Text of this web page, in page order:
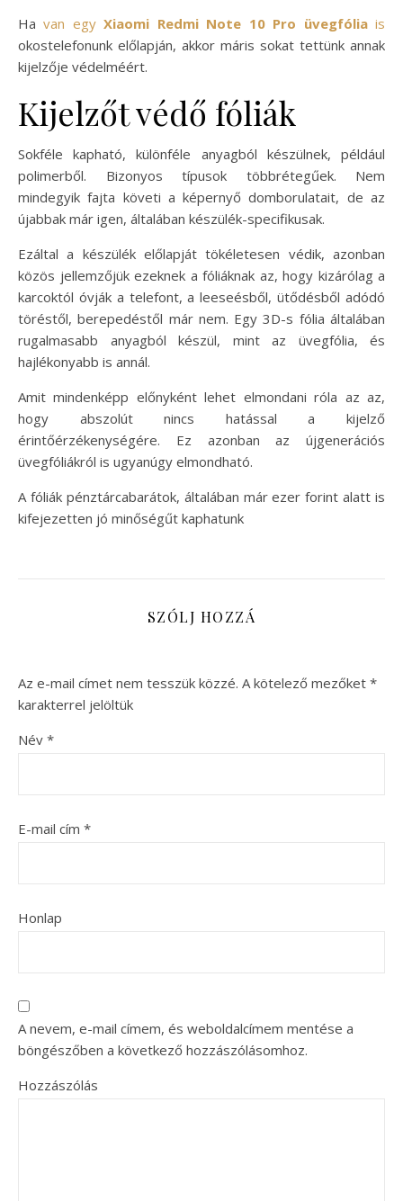
Havan egyXiaomi Redmi Note 10 Pro üvegfóliais
okostelefonunk előlapján, akkor máris sokat tettünk annak
kijelzője védelméért.
Kijelzőt védő fóliák
Sokféle kapható, különféle anyagból készülnek, például
polimerből. Bizonyos típusok többrétegűek. Nem
mindegyik fajta követi a képernyő domborulatait, de az
újabbak már igen, általában készülék-specifikusak.
Ezáltal a készülék előlapját tökéletesen védik, azonban
közös jellemzőjük ezeknek a fóliáknak az, hogy kizárólag a
karcoktól óvják a telefont, a leeseésből, ütődésből adódó
töréstől, berepedéstől már nem. Egy 3D-s fólia általában
rugalmasabb anyagból készül, mint az üvegfólia, és
hajlékonyabb is annál.
Amit mindenképp előnyként lehet elmondani róla az az,
hogy abszolút nincs hatással a kijelző
érintőérzékenységére. Ez azonban az újgenerációs
üvegfóliákról is ugyanúgy elmondható.
A fóliák pénztárcabarátok, általában már ezer forint alatt is
kifejezetten jó minőségűt kaphatunk
SZÓLJ HOZZÁ
Az e-mail címet nem tesszük közzé. A kötelező mezőket *
karakterrel jelöltük
Név *
E-mail cím *
Honlap
A nevem, e-mail címem, és weboldalcímem mentése a
böngészőben a következő hozzászólásomhoz.
Hozzászólás